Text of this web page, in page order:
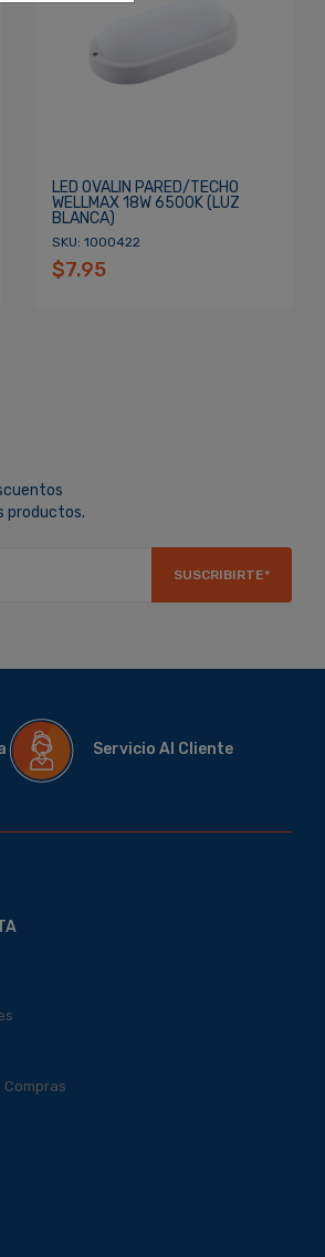
LED OVALIN PARED/TECHO
WELLMAX 18W 6500K (LUZ
BLANCA)
SKU: 1000422
$7.95
productos.
SUSCRIBIRTE*
Servicio Al Cliente
Compras